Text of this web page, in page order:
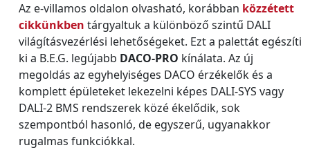
Az e-villamos oldalon olvasható, korábban közzétett
cikkünkben tárgyaltuk a különböző szintű DALI
világításvezérlési lehetőségeket. Ezt a palettát egészíti
ki a B.E.G. legújabb DACO-PRO kínálata. Az új
megoldás az egyhelyiséges DACO érzékelők és a
komplett épületeket lekezelni képes DALI-SYS vagy
DALI-2 BMS rendszerek közé ékelődik, sok
szempontból hasonló, de egyszerű, ugyanakkor
rugalmas funkciókkal.